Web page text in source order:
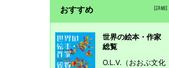
おすすめ [詳細]
世界の絵本・作家
総覧
O.L.V.（おおぶ文化